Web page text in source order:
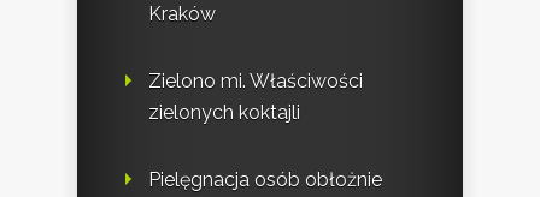
Kraków
Zielono mi. Właściwości
zielonych koktajli
Pielęgnacja osób obłożnie